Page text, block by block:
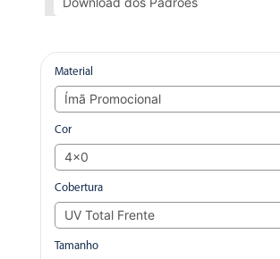
Material
Cor
Cobertura
Tamanho